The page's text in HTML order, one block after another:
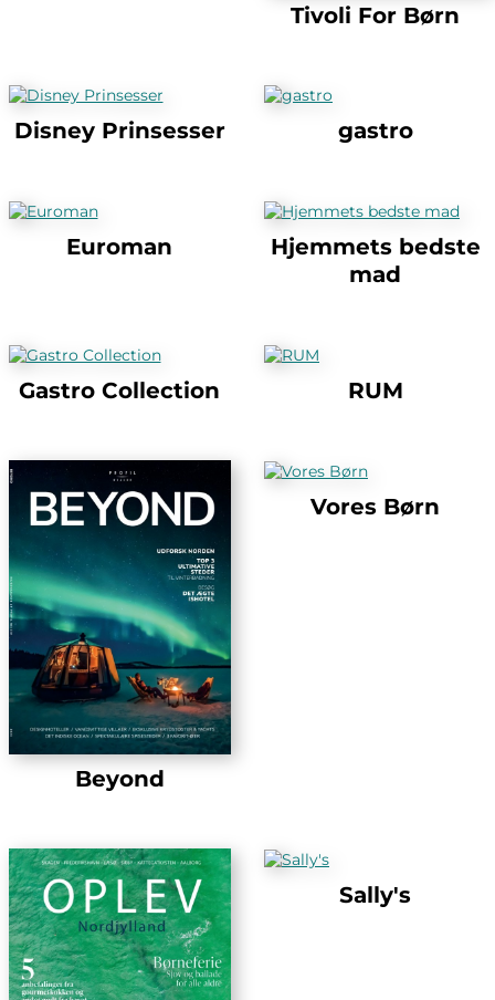
Tivoli For Børn
Disney Prinsesser gastro
Euroman
Hjemmets bedste
mad
Gastro Collection RUM
Beyond
Vores Børn
Sally's